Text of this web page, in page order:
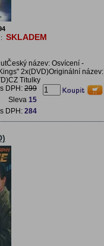
SKLADEM
název: Osvícení -
2x(DVD)Originální název:
Titulky
DPH: 299
Sleva 15
DPH: 284